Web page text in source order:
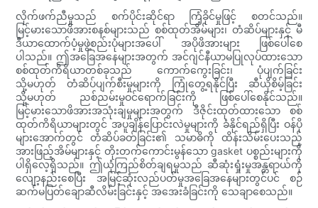
လိုက်ဖက်ညီမှုသည် စက်ပိုင်းဆိုင်ရာ ကြံ့ခိုင်မှုဖြင့် စတင်သည်။
မြင့်မားသောဖိအားစနစ်များသည် စစ်ထုတ်အိမ်များ၊ တံဆိပ်များနှင့် မီ
ဒီယာထောက်ပံ့မှုဖွဲ့စည်းပုံများအပေါ် အပိုဖိအားများ ဖြစ်ပေါ်စေ
ပါသည်။ ဤအခြေအနေများအတွက် အင်ဂျင်နီယာမပြုလုပ်ထားသော
စစ်ထုတ်ကိရိယာတစ်ခုသည် ကောက်ကွေးခြင်း၊ ပုံပျက်ခြင်း
သို့မဟုတ် တံဆိပ်ပျက်စီးမှုများကို ကြုံတွေ့ရနိုင်ပြီး ဆီယိုစိမ့်ခြင်း
သို့မဟုတ် ညစ်ညမ်းမှုဝင်ရောက်ခြင်းကို ဖြစ်ပေါ်စေနိုင်သည်။
မြင့်မားသောဖိအားအသုံးချမှုများအတွက် ဒီဇိုင်းထုတ်ထားသော စစ်
ထုတ်ကိရိယာများတွင် အပူချိန်ပြောင်းလဲမှုများကို ခံနိုင်ရည်ရှိပြီး ဝန်ပို
များအောက်တွင် တံဆိပ်ခတ်ခြင်း၏ သမာဓိကို ထိန်းသိမ်းပေးသည့်
အားဖြည့်အိမ်များနှင့် တိုးတက်ကောင်းမွန်သော gasket ပစ္စည်းများကို
ပါရှိလေ့ရှိသည်။ ဤယုံကြည်စိတ်ချရမှုသည် ဆီဆုံးရှုံးမှုအန္တရာယ်ကို
လျော့နည်းစေပြီး အမြင့်ဆုံးလည်ပတ်မှုအခြေအနေများတွင်ပင် စဉ်
ဆက်မပြတ်ချောဆီလိမ်းခြင်းနှင့် အအေးခံခြင်းကို သေချာစေသည်။